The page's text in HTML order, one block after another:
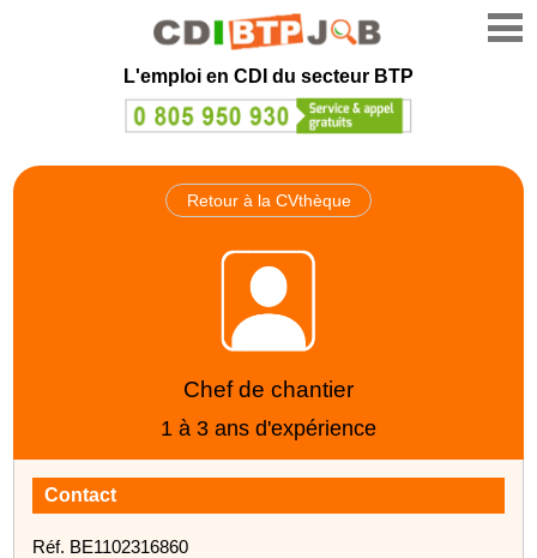
L'emploi en CDI du secteur BTP
Retour à la CVthèque
Chef de chantier
1 à 3 ans d'expérience
Contact
Réf. BE1102316860